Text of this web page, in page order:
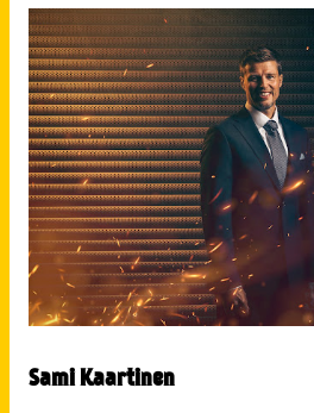
Sami Kaartinen